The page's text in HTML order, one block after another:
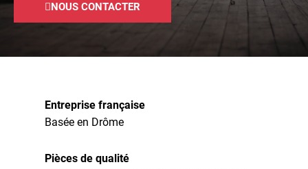
NOUS CONTACTER
Entreprise française
Basée en Drôme
Pièces de qualité